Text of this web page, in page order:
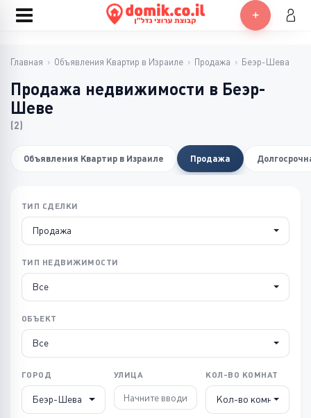
Главная › Объявления Квартир в Израиле › Продажа › Беэр-Шева
Продажа недвижимости в Беэр-
Шеве
(2)
Объявления Квартир в Израиле Продажа
ТИП СДЕЛКИ
Продажа
ТИП НЕДВИЖИМОСТИ
Все
ОБЪЕКТ
Все
ГОРОД
Беэр-Шева
УЛИЦА КОЛ-ВО КОМНАТ
Кол-во комнат